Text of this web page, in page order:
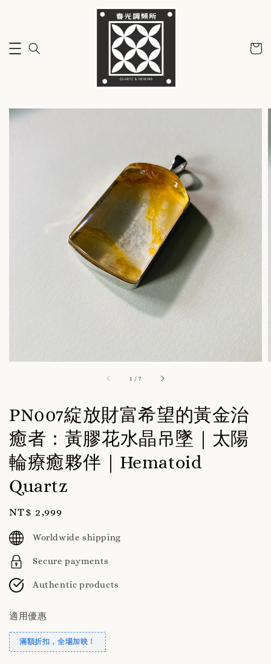
1 /7
PN007綻放財富希望的黃金治
癒者：黃膠花水晶吊墜｜太陽
輪療癒夥伴｜Hematoid
Quartz
Regular
price
NT$ 2,999
Worldwide shipping
Secure payments
Authentic products
適用優惠
滿額折扣，全場加映！